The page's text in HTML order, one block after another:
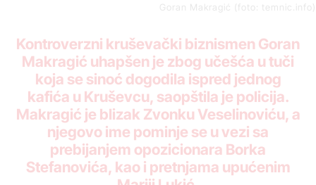
Goran Makragić (foto: temnic.info)
Kontroverzni kruševački biznismen Goran
Makragić uhapšen je zbog učešća u tuči
koja se sinoć dogodila ispred jednog
kafića u Kruševcu, saopštila je policija.
Makragić je blizak Zvonku Veselinoviću, a
njegovo ime pominje se u vezi sa
prebijanjem opozicionara Borka
Stefanovića, kao i pretnjama upućenim